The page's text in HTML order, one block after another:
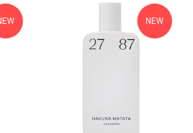
NEW